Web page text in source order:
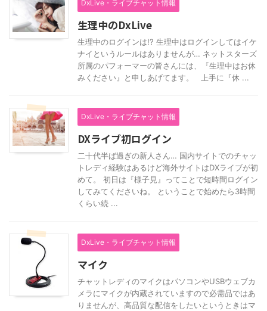
DxLive・ライブチャット情報
生理中のDxLive
生理中のログインは!? 生理中はログインしてはイケ
ナイというルールはありませんが… ネットスターズ
所属のパフォーマーの皆さんには、『生理中はお休
みください』と申しあげてます。 上手に『休 ...
DxLive・ライブチャット情報
DXライブ初ログイン
二十代半ば過ぎの新人さん… 国内サイトでのチャッ
トレディ経験はあるけど海外サイトはDXライブが初
めて。 初日は『様子見』ってことで短時間ログイン
してみてくださいね。 ということで始めたら3時間
くらい続 ...
DxLive・ライブチャット情報
マイク
チャットレディのマイクはパソコンやUSBウェブカ
メラにマイクが内蔵されていますので必需品ではあ
りませんが、高品質な配信をしたいというときはマ